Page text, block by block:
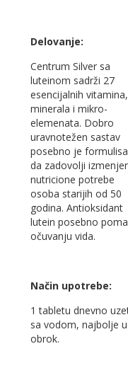
Delovanje:
Centrum Silver sa
luteinom sadrži 27
esencijalnih vitamina,
minerala i mikro-
elemenata. Dobro
uravnotežen sastav
posebno je
da zadovolji
nutricione potrebe
osoba starijih od 50
godina. Antioksidant
lutein posebno
očuvanju vida.
Način upotrebe:
1 tabletu dnevno
sa vodom, najbolje
obrok.